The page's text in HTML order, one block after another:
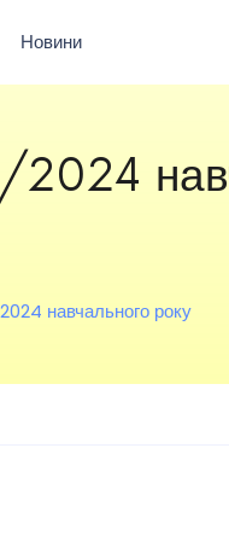
Новини
2024
навчального року